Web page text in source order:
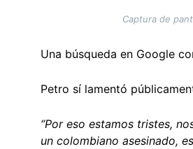
Captura de
Una búsqueda en Google
Petro sí lamentó
“Por eso estamos tristes,
un colombiano asesinado,